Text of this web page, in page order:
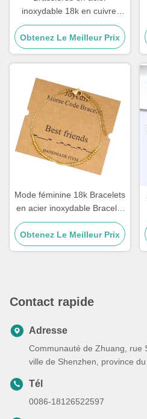
inoxydable 18k en cuivre,
zircon, diamant, or, bracelet
féminin
Obtenez Le Meilleur Prix
Mode féminine 18k Bracelets
en acier inoxydable Bracelet
en code Morse 21,5cm
Obtenez Le Meilleur Prix
Contact rapide
Adresse
Communauté de Zhuang, rue
ville de Shenzhen, province
Tél
0086-18126522597